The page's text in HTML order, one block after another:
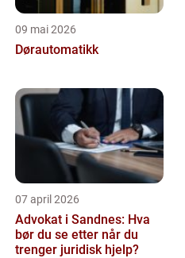
09 mai 2026
Dørautomatikk
07 april 2026
Advokat i Sandnes: Hva
bør du se etter når du
trenger juridisk hjelp?